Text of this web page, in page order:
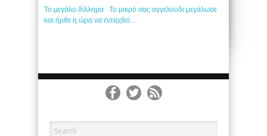
Το μεγάλο δίλλημα Το μικρό σας αγγελούδι μεγάλωσε
και ήρθε η ώρα να ενταχθεί...